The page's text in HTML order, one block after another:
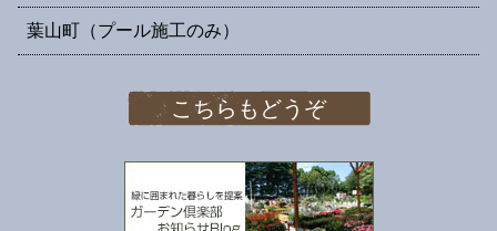
葉山町（プール施工のみ）
こちらもどうぞ